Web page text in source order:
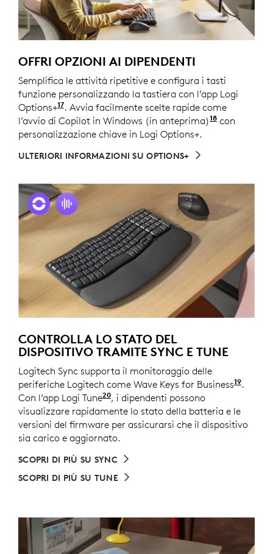
OFFRI OPZIONI AI DIPENDENTI
Semplifica le attività ripetitive e configura i tasti
funzione personalizzando la tastiera con l’app Logi
Options+17Personalizza il dispositivo installando l’app
. Avvia facilmente scelte rapide come
l’avvio di Copilot in Windows (in anteprima)18 Copilot in
con
personalizzazione chiave in Logi Options+.
ULTERIORI INFORMAZIONI SU OPTIONS+
CONTROLLA LO STATO DEL
DISPOSITIVO TRAMITE SYNC E TUNE
Logitech Sync supporta il monitoraggio delle
periferiche Logitech come Wave Keys for Business19.
Con l’app Logi Tune20, disponibile per Windows e
, i dipendenti possono
visualizzare rapidamente lo stato della batteria e le
versioni del firmware per assicurarsi che il dispositivo
sia carico e aggiornato.
SCOPRI DI PIÙ SU SYNC
SCOPRI DI PIÙ SU TUNE